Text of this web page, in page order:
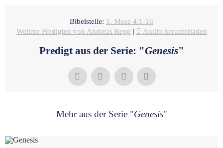
Bibelstelle: 1. Mose 4:1-16
Weitere Predigten von Andreas Repp | Audio herunterladen
Predigt aus der Serie: "Genesis"
Mehr aus der Serie "Genesis"